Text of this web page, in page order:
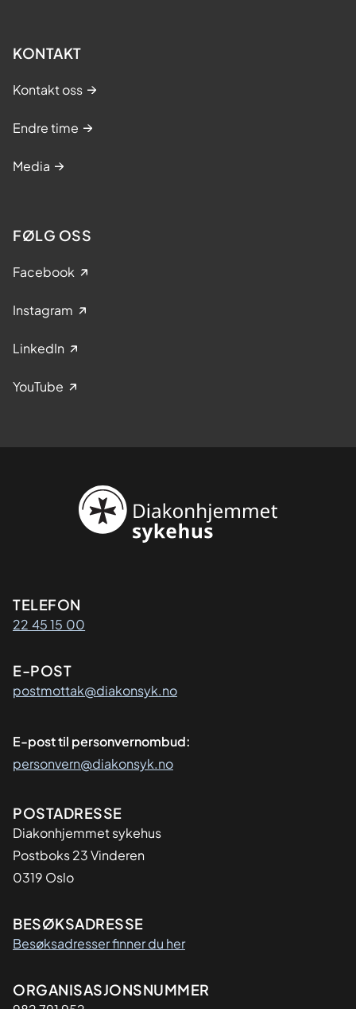
KONTAKT
Kontakt oss
Endre time
Media
FØLG OSS
Facebook
Instagram
LinkedIn
YouTube
Kontaktinformasjon
TELEFON
22 45 15 00
E-POST
postmottak@diakonsyk.no
E-post til personvernombud:
personvern@diakonsyk.no
Adresse
POSTADRESSE
Diakonhjemmet sykehus
Postboks 23 Vinderen
0319 Oslo
BESØKSADRESSE
Besøksadresser finner du her
Organisasjon
ORGANISASJONSNUMMER